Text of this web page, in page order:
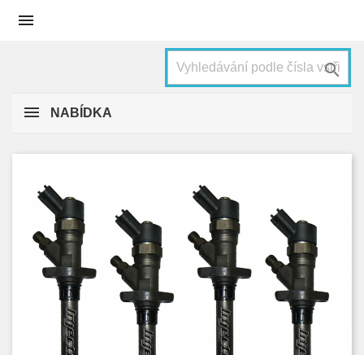


NABÍDKA